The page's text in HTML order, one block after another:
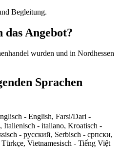
Begleitung.
Angebot?
wurden und in Nordhessen
Sprachen
- русский, Serbisch - српски,
Vietnamesisch - Tiếng Việt